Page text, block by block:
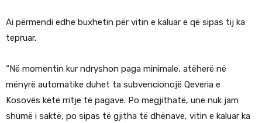
Ai përmendi edhe buxhetin për vitin e kaluar e që sipas tij ka
tepruar.
“Në momentin kur ndryshon paga minimale, atëherë në
mënyrë automatike duhet ta subvencionojë Qeveria e
Kosovës këtë rritje të pagave. Po megjithatë, unë nuk jam
shumë i saktë, po sipas të gjitha të dhënave, vitin e kaluar ka